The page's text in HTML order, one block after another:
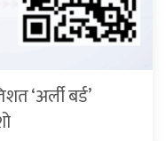
‘अर्ली बर्ड’